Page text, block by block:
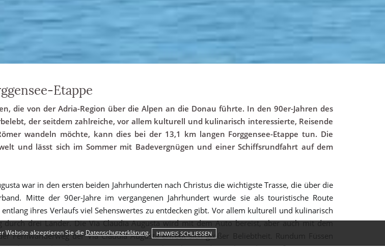
Etappe
die von der Adria-Region über die Alpen an die Donau führte. In den 90er-Jahren des
der seitdem zahlreiche, vor allem kulturell und kulinarisch interessierte, Reisende
wandeln möchte, kann dies bei der 13,1 km langen Forggensee-Etappe tun. Die
und lässt sich im Sommer mit Badevergnügen und einer Schiffsrundfahrt auf dem
war in den ersten beiden Jahrhunderten nach Christus die wichtigste Trasse, die über die
Mitte der 90er-Jahre im vergangenen Jahrhundert wurde sie als touristische Route
ihres Verlaufs viel Sehenswertes zu entdecken gibt. Vor allem kulturell und kulinarisch
drei Länder. Die Via Claudia Augusta wird mit dem Auto bereist, aber auch mit dem
Fernwanderweg der Via Claudia Augusta erfreut sich großer Beliebtheit. Rundum Füssen
Website akzeptieren Sie die Datenschutzerklärung. HINWEIS SCHLIESSEN